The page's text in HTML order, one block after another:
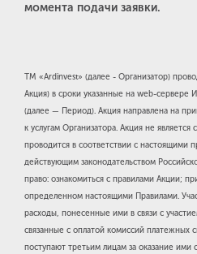
момента подачи заявки.
TM «Ardinvest» (далее - Организатор)
Акция) в сроки указанные на web-сервере
(далее — Период). Акция направлена на
к услугам Организатора. Акция не
проводится в соответствии с настоящими
действующим законодательством
право: ознакомиться с правилами Акции;
определенном настоящими Правилами.
расходы, понесенные ими в связи с
связанные с оплатой комиссий платежных
поступают третьим лицам за оказание ими